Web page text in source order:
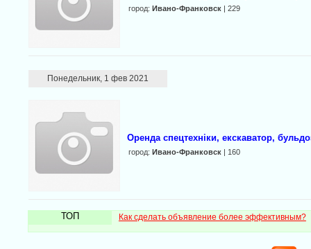
город: Ивано-Франковск| 229
Понедельник, 1 фев 2021
Оренда спецтехніки, екскаватор,
город: Ивано-Франковск| 160
ТОП Как сделать объявление более эффективным?